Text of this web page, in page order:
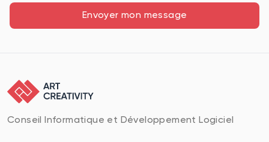
Envoyer mon message
Conseil Informatique et Développement Logiciel